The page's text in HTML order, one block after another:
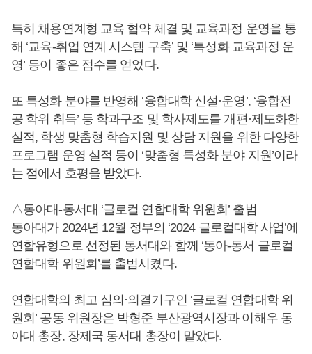
특히 채용연계형 교육 협약 체결 및 교육과정 운영을 통
해 ‘교육-취업 연계 시스템 구축’ 및 ‘특성화 교육과정 운
영’ 등이 좋은 점수를 얻었다.
또 특성화 분야를 반영해 ‘융합대학 신설·운영’, ‘융합전
공 학위 취득’ 등 학과구조 및 학사제도를 개편·제도화한
실적, 학생 맞춤형 학습지원 및 상담 지원을 위한 다양한
프로그램 운영 실적 등이 ‘맞춤형 특성화 분야 지원’이라
는 점에서 호평을 받았다.
△동아대-동서대 ‘글로컬 연합대학 위원회’ 출범
동아대가 2024년 12월 정부의 ‘2024 글로컬대학 사업’에
연합유형으로 선정된 동서대와 함께 ‘동아-동서 글로컬
연합대학 위원회’를 출범시켰다.
연합대학의 최고 심의·의결기구인 ‘글로컬 연합대학 위
원회’ 공동 위원장은 박형준 부산광역시장과 이해우동
아대 총장, 장제국 동서대 총장이 맡았다.